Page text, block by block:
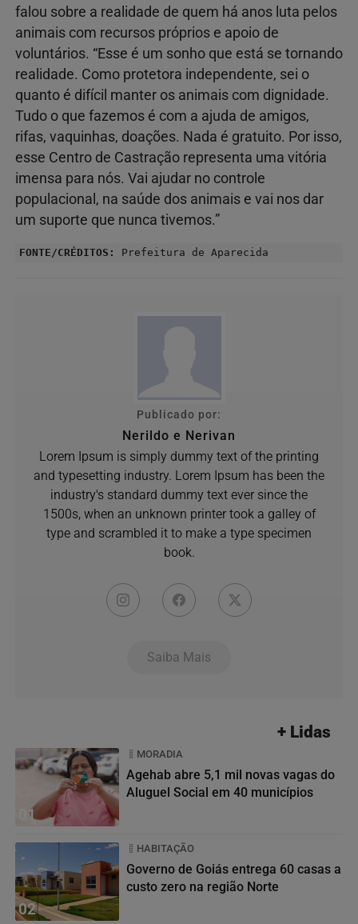
falou sobre a realidade de quem há anos luta pelos
animais com recursos próprios e apoio de
voluntários. “Esse é um sonho que está se tornando
realidade. Como protetora independente, sei o
quanto é difícil manter os animais com dignidade.
Tudo o que fazemos é com a ajuda de amigos,
rifas, vaquinhas, doações. Nada é gratuito. Por isso,
esse Centro de Castração representa uma vitória
imensa para nós. Vai ajudar no controle
populacional, na saúde dos animais e vai nos dar
um suporte que nunca tivemos.”
FONTE/CRÉDITOS: Prefeitura de Aparecida
Publicado por:
Nerildo e Nerivan
Lorem Ipsum is simply dummy text of the printing
and typesetting industry. Lorem Ipsum has been the
industry's standard dummy text ever since the
1500s, when an unknown printer took a galley of
type and scrambled it to make a type specimen
book.
Saiba Mais
+ Lidas
01
MORADIA
Agehab abre 5,1 mil novas vagas do
Aluguel Social em 40 municípios
02
HABITAÇÃO
Governo de Goiás entrega 60 casas a
custo zero na região Norte